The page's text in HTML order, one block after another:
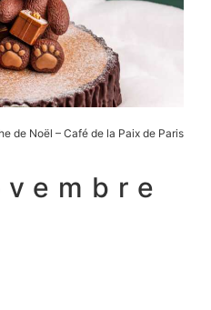
de Noël –Café de la Paix de Paris